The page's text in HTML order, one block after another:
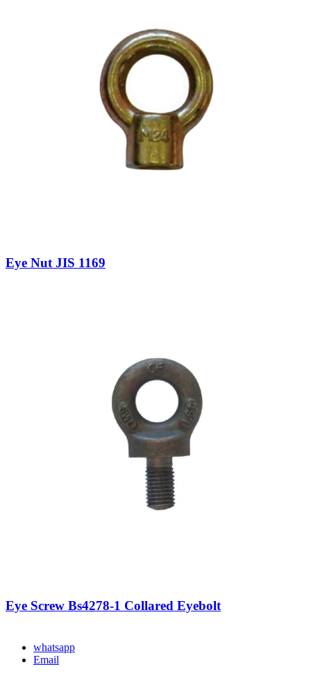
Eye Nut JIS 1169
Eye Screw Bs4278-1 Collared Eyebolt
whatsapp
Email